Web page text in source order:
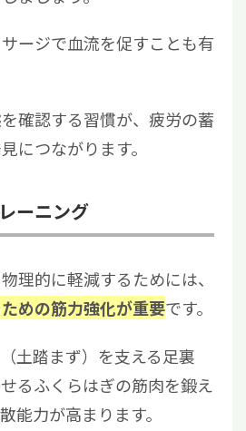
ージで血流を促すことも有
確認する習慣が、疲労の蓄
につながります。
ーニング
理的に軽減するためには、
めの筋力強化が重要です。
土踏まず）を支える足裏
るふくらはぎの筋肉を鍛え
能力が高まります。